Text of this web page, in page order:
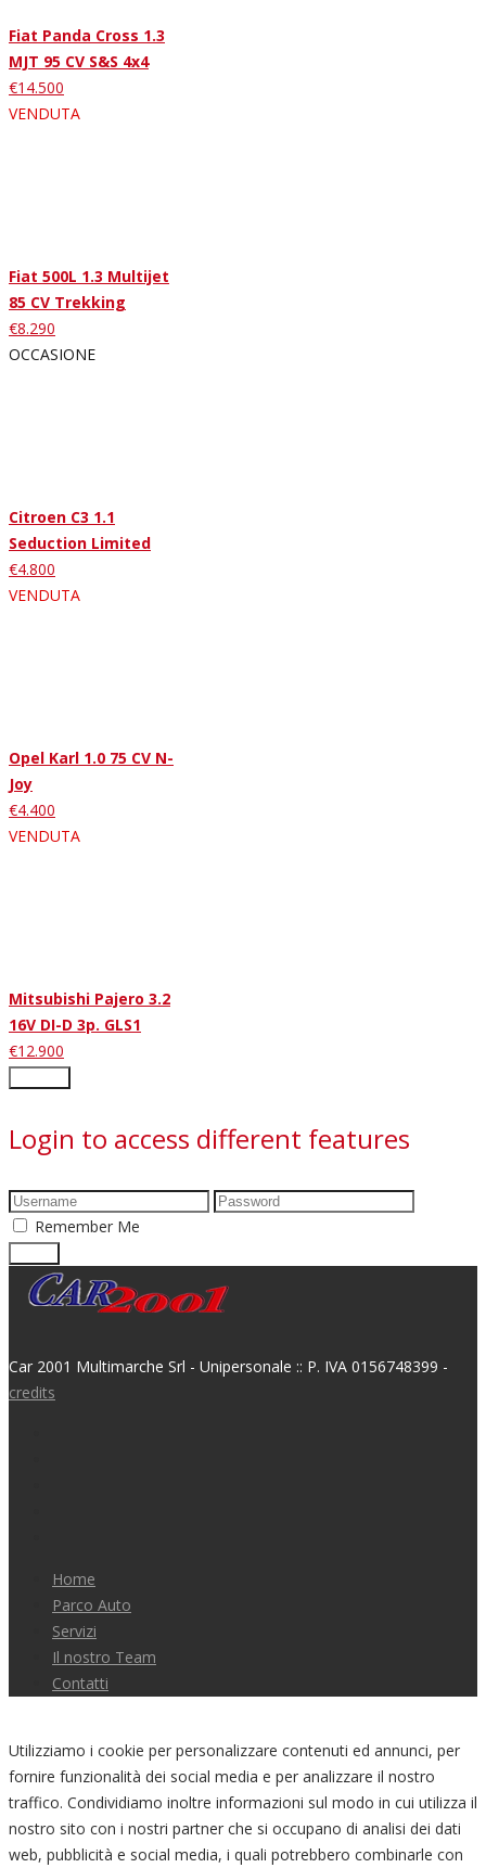
Fiat Panda Cross 1.3
MJT 95 CV S&S 4x4
€14.500
VENDUTA
Fiat 500L 1.3 Multijet
85 CV Trekking
€8.290
OCCASIONE
Citroen C3 1.1
Seduction Limited
€4.800
VENDUTA
Opel Karl 1.0 75 CV N-
Joy
€4.400
VENDUTA
Mitsubishi Pajero 3.2
16V DI-D 3p. GLS1
€12.900
Login to access different features
Remember Me
Car 2001 Multimarche Srl - Unipersonale :: P. IVA 0156748399 -
credits
Home
Parco Auto
Servizi
Il nostro Team
Contatti
Utilizziamo i cookie per personalizzare contenuti ed annunci, per
fornire funzionalità dei social media e per analizzare il nostro
traffico. Condividiamo inoltre informazioni sul modo in cui utilizza il
nostro sito con i nostri partner che si occupano di analisi dei dati
web, pubblicità e social media, i quali potrebbero combinarle con